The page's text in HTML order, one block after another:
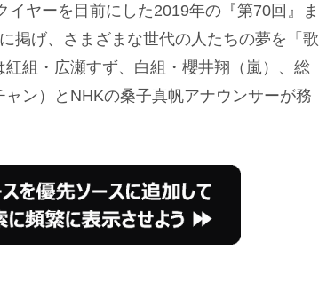
ヤーを目前にした2019年の『第70回』ま
掲げ、さまざまな世代の人たちの夢を「歌
組・広瀬すず、白組・櫻井翔（嵐）、総
ン）とNHKの桑子真帆アナウンサーが務